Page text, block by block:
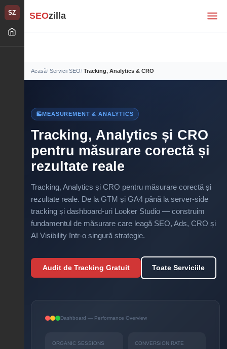
SZ SEOzilla
Acasă Servicii SEO Tracking, Analytics & CRO
MEASUREMENT & ANALYTICS
Tracking, Analytics și CRO
pentru măsurare corectă și
rezultate reale
Tracking, Analytics și CRO pentru măsurare corectă și
rezultate reale. De la GTM și GA4 până la server-side
tracking și dashboard-uri Looker Studio — construim
fundamentul de măsurare care leagă SEO, Ads, CRO și
AI Visibility într-o singură strategie.
Audit de Tracking Gratuit Toate Serviciile
Dashboard — Performance Overview
ORGANIC SESSIONS CONVERSION RATE